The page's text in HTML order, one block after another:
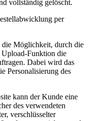
vollständig gelöscht.
per
Möglichkeit, durch die
Funktion die
Dabei wird das
Personalisierung des
kann der Kunde eine
des verwendeten
verschlüsselter